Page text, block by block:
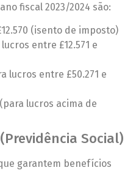
fiscal 2023/2024 são:
(isento de imposto)
entre £12.571 e
lucros entre £50.271 e
lucros acima de
Social)
garantem benefícios